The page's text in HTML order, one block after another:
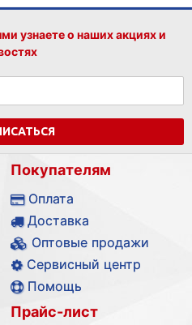
узнаете о наших акциях и
Покупателям
Оплата
Доставка
Оптовые продажи
Сервисный центр
Помощь
Прайс-лист